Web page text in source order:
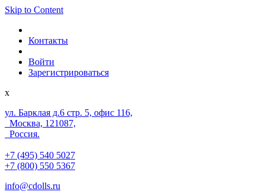
Skip to Content
Контакты
Войти
Зарегистрироваться
x
ул. Барклая д.6 стр. 5, офис 116,
Москва, 121087,
Россия.
+7 (495) 540 5027
+7 (800) 550 5367
info@cdolls.ru